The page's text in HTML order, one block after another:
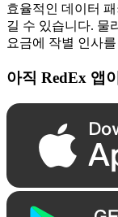
효율적인 데이터
길 수 있습니다. 물
요금에 작별 인사
아직 RedEx 앱